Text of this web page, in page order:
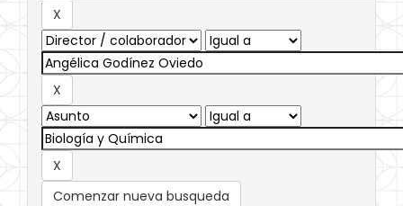
Comenzar nueva busqueda